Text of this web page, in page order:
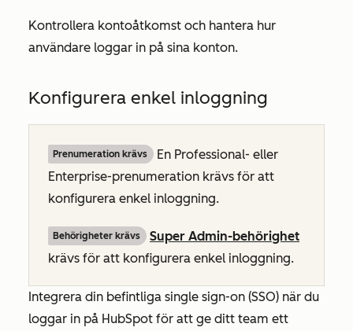
Kontrollera kontoåtkomst och hantera hur
användare loggar in på sina konton.
Konfigurera enkel inloggning
Prenumeration krävs En Professional- eller
Enterprise-prenumeration krävs för att
konfigurera enkel inloggning.
Behörigheter krävs
Super Admin-behörighet
krävs för att konfigurera enkel inloggning.
Integrera din befintliga single sign-on (SSO) när du
loggar in på HubSpot för att ge ditt team ett